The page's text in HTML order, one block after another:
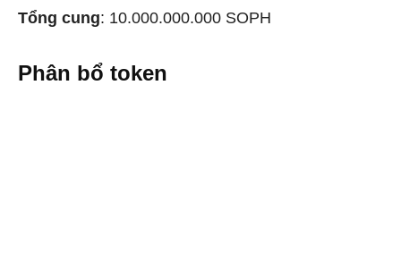
Tổng cung: 10.000.000.000 SOPH
Phân bổ token